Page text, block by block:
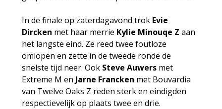
In de finale op zaterdagavond trok Evie
Dircken met haar merrie Kylie Minouqe Z aan
het langste eind. Ze reed twee foutloze
omlopen en zette in de tweede ronde de
snelste tijd neer. Ook Steve Auwers met
Extreme M en Jarne Francken met Bouvardia
van Twelve Oaks Z reden sterk en eindigden
respectievelijk op plaats twee en drie.